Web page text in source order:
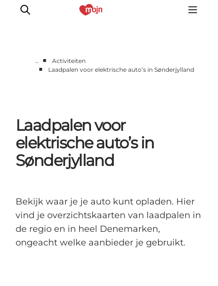
Accommodaties
Plan je reis
Booking
… ■
Activiteiten
■
Laadpalen voor elektrische auto’s in Sønderjylland
Laadpalen voor
elektrische auto’s in
Sønderjylland
Bekijk waar je je auto kunt opladen. Hier
vind je overzichtskaarten van laadpalen in
de regio en in heel Denemarken,
ongeacht welke aanbieder je gebruikt.